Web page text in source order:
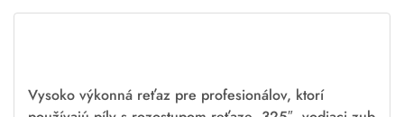
Vysoko výkonná reťaz pre profesionálov, ktorí